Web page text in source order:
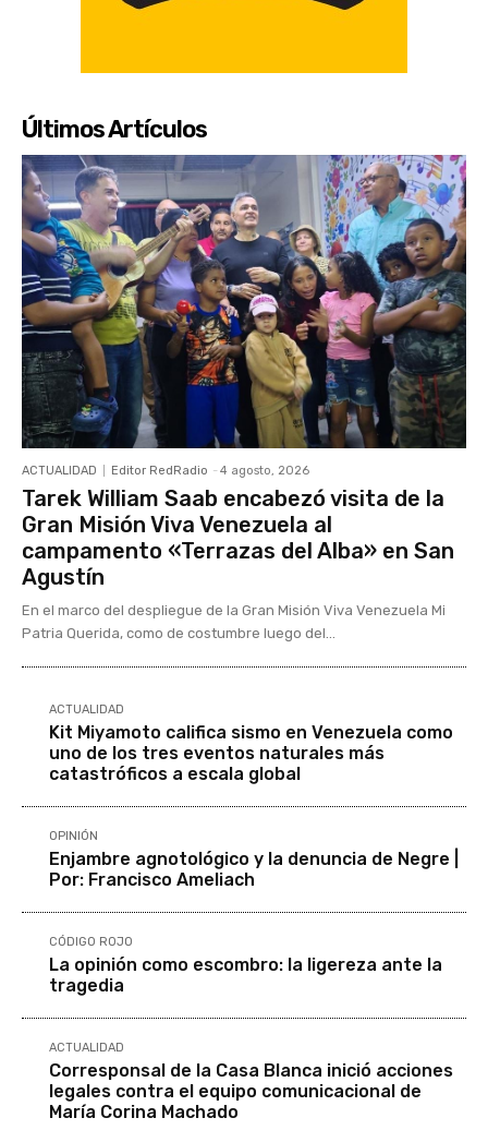
Últimos Artículos
ACTUALIDAD Editor RedRadio - 4 agosto, 2026
Tarek William Saab encabezó visita de la
Gran Misión Viva Venezuela al
campamento «Terrazas del Alba» en San
Agustín
En el marco del despliegue de la Gran Misión Viva Venezuela Mi
Patria Querida, como de costumbre luego del...
ACTUALIDAD
Kit Miyamoto califica sismo en Venezuela como
uno de los tres eventos naturales más
catastróficos a escala global
OPINIÓN
Enjambre agnotológico y la denuncia de Negre |
Por: Francisco Ameliach
CÓDIGO ROJO
La opinión como escombro: la ligereza ante la
tragedia
ACTUALIDAD
Corresponsal de la Casa Blanca inició acciones
legales contra el equipo comunicacional de
María Corina Machado